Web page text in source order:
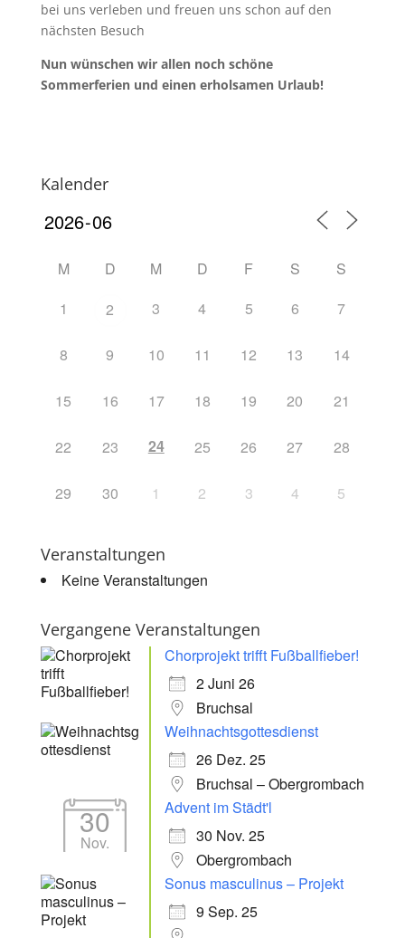
bei uns verleben und freuen uns schon auf den
nächsten Besuch
Nun wünschen wir allen noch schöne
Sommerferien und einen erholsamen Urlaub!
Kalender
M D M D F S
S
1
2 3 4 5 6 7
8 9 10 11 12 13 14
15 16 17 18 19 20 21
22 23 24 25 26 27 28
29 30 1 2 3 4 5
Veranstaltungen
Keine Veranstaltungen
Vergangene Veranstaltungen
Chorprojekt trifft Fußballfieber!
2 Juni 26
Bruchsal
Weihnachtsgottesdienst
26 Dez. 25
Bruchsal – Obergrombach
30
Nov.
Advent im Städt'l
30 Nov. 25
Obergrombach
Sonus masculinus – Projekt
9 Sep. 25